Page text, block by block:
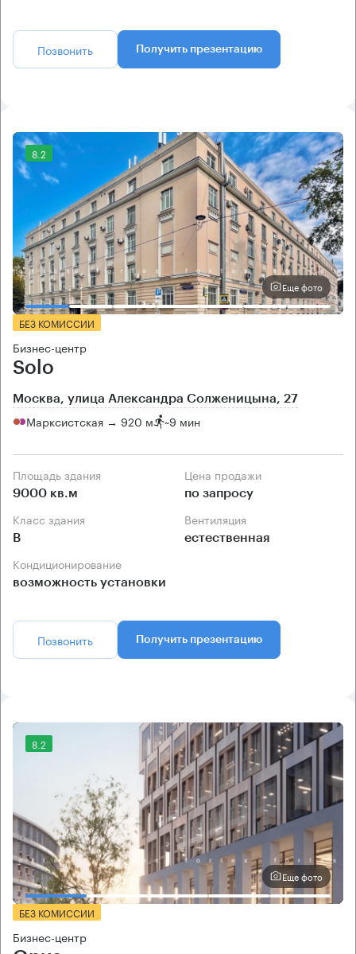
Позвонить Получить презентацию
8.2
Еще фото
БЕЗ КОМИССИИ
Бизнес-центр
Solo
Москва, улица Александра Солженицына, 27
Марксистская → 920 м ~9 мин
Площадь здания
9000 кв.м
Цена продажи
по запросу
Класс здания
B
Вентиляция
естественная
Кондиционирование
возможность установки
Позвонить Получить презентацию
8.2
Еще фото
БЕЗ КОМИССИИ
Бизнес-центр